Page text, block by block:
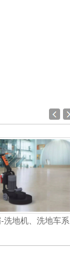
洗地机、洗地车系